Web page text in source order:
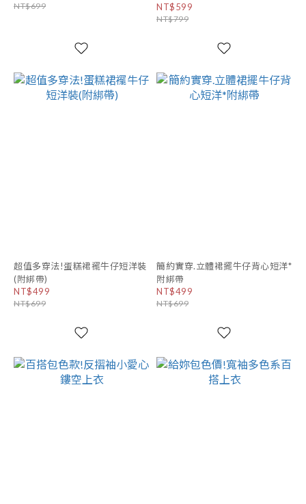
NT$699
NT$599
NT$799
超值多穿法!蛋糕裙襬牛仔短洋裝
(附綁帶)
NT$499
NT$699
簡約實穿.立體裙擺牛仔背心短洋*
附綁帶
NT$499
NT$699